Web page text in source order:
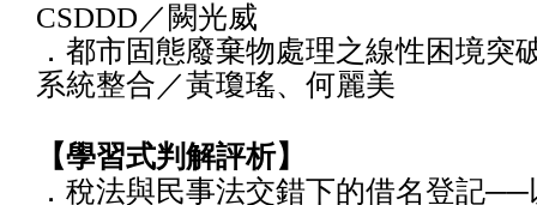
CSDDD／闕光威
．都市固態廢棄物處理之線性困境突
系統整合／黃瓊瑤、何麗美
【學習式判解評析】
．稅法與民事法交錯下的借名登記